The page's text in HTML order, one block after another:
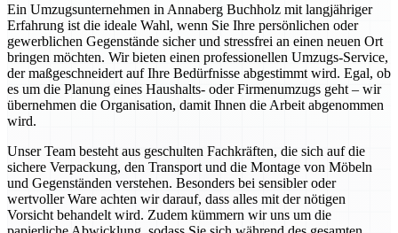
Ein Umzugsunternehmen in Annaberg Buchholz mit langjähriger
Erfahrung ist die ideale Wahl, wenn Sie Ihre persönlichen oder
gewerblichen Gegenstände sicher und stressfrei an einen neuen Ort
bringen möchten. Wir bieten einen professionellen Umzugs-Service,
der maßgeschneidert auf Ihre Bedürfnisse abgestimmt wird. Egal, ob
es um die Planung eines Haushalts- oder Firmenumzugs geht – wir
übernehmen die Organisation, damit Ihnen die Arbeit abgenommen
wird.
Unser Team besteht aus geschulten Fachkräften, die sich auf die
sichere Verpackung, den Transport und die Montage von Möbeln
und Gegenständen verstehen. Besonders bei sensibler oder
wertvoller Ware achten wir darauf, dass alles mit der nötigen
Vorsicht behandelt wird. Zudem kümmern wir uns um die